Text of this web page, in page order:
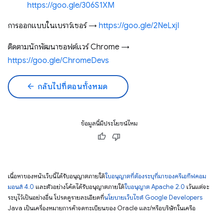
https://goo.gle/306S1XM
การออกแบบในเบราว์เซอร์ → https://goo.gle/2NeLxjI
ติดตามนักพัฒนาซอฟต์แวร์ Chrome →
https://goo.gle/ChromeDevs
arrow_back กลับไปที่ตอนทั้งหมด
ข้อมูลนี้มีประโยชน์ไหม
เนื้อหาของหน้าเว็บนี้ได้รับอนุญาตภายใต้ใบอนุญาตที่ต้องระบุที่มาของครีเอทีฟคอม
มอนส์ 4.0 และตัวอย่างโค้ดได้รับอนุญาตภายใต้ใบอนุญาต Apache 2.0 เว้นแต่จะ
ระบุไว้เป็นอย่างอื่น โปรดดูรายละเอียดที่นโยบายเว็บไซต์ Google Developers
Java เป็นเครื่องหมายการค้าจดทะเบียนของ Oracle และ/หรือบริษัทในเครือ